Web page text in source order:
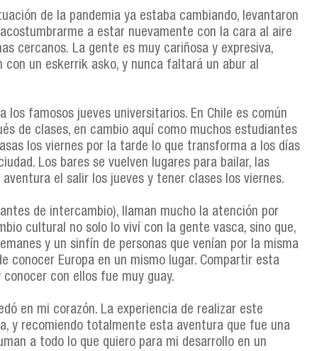
de la pandemia ya estaba cambiando, levantaron
a estar nuevamente con la cara al aire
cercanos. La gente es muy cariñosa y expresiva,
un eskerrik asko, y nunca faltará un abur al
famosos jueves universitarios. En Chile es común
de clases, en cambio aquí como muchos estudiantes
los viernes por la tarde lo que transforma a los días
Los bares se vuelven lugares para bailar, las
el salir los jueves y tener clases los viernes.
de intercambio), llaman mucho la atención por
cultural no solo lo viví con la gente vasca, sino que,
y un sinfín de personas que venían por la misma
conocer Europa en un mismo lugar. Compartir esta
con ellos fue muy guay.
en mi corazón. La experiencia de realizar este
y recomiendo totalmente esta aventura que fue una
a todo lo que quiero para mi desarrollo en un